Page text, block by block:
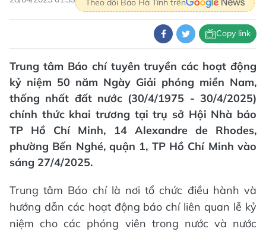
Theo dõi Báo Hà Tĩnh trên
Copy link
Trung tâm Báo chí tuyên truyền các hoạt động
kỷ niệm 50 năm Ngày Giải phóng miền Nam,
thống nhất đất nước (30/4/1975 - 30/4/2025)
chính thức khai trương tại trụ sở Hội Nhà báo
TP Hồ Chí Minh, 14 Alexandre de Rhodes,
phường Bến Nghé, quận 1, TP Hồ Chí Minh vào
sáng 27/4/2025.
Trung tâm Báo chí là nơi tổ chức điều hành và
hướng dẫn các hoạt động báo chí liên quan lễ kỷ
niệm cho các phóng viên trong nước và nước